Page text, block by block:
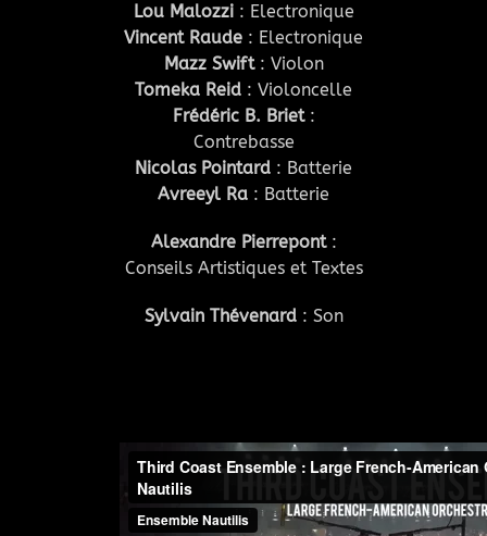
Lou Malozzi: Electronique
Vincent Raude : Electronique
Mazz Swift: Violon
Tomeka Reid : Violoncelle
Frédéric B. Briet:
Contrebasse
Nicolas Pointard : Batterie
Avreeyl Ra : Batterie
Alexandre Pierrepont:
Conseils Artistiques et Textes
Sylvain Thévenard: Son